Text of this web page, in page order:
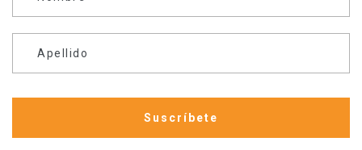
Apellido